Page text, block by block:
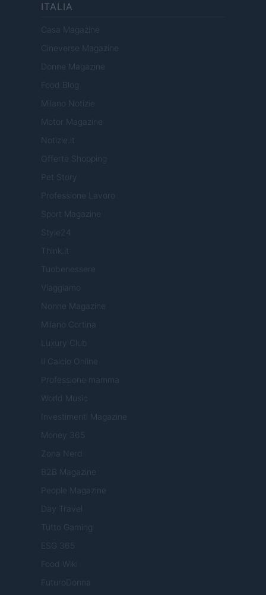
ITALIA
Casa Magazine
Cineverse Magazine
Donne Magazine
Food Blog
Milano Notizie
Motor Magazine
Notizie.it
Offerte Shopping
Pet Story
Professione Lavoro
Sport Magazine
Style24
Think.it
Tuobenessere
Viaggiamo
Nonne Magazine
Milano Cortina
Luxury Club
Il Calcio Online
Professione mamma
World Music
Investimenti Magazine
Money 365
Zona Nerd
B2B Magazine
People Magazine
Day Travel
Tutto Gaming
ESG 365
Food Wiki
FuturoDonna